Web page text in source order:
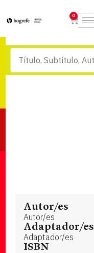
0
Autor/es
Autor/es
Adaptador/es
Adaptador/es
ISBN